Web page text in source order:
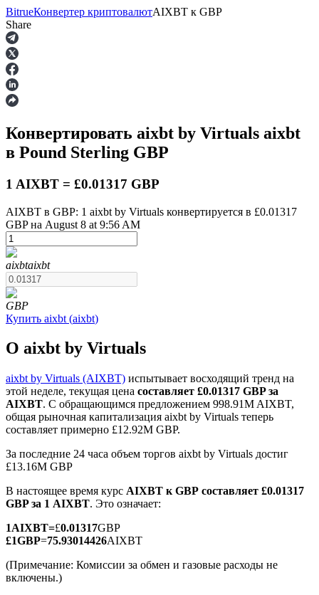
Фьючерсы
USDT-фьючерсы
обеспечения
Фьючерсы на COIN-M
Криптовалютные фьючерсы
Деривативы на акции, форекс, драгоценные металлы и
сырьевые товары
BitrueКонвертер криптовалютAIXBT к GBP
Share
Конвертировать aixbt by Virtuals aixbt
в Pound Sterling GBP
1 AIXBT = £0.01317 GBP
AIXBT в GBP: 1 aixbt by Virtuals конвертируется в £0.01317
GBP на August 8 at 9:56 AM
aixbtaixbt
GBP
Купить aixbt (aixbt)
О aixbt by Virtuals
aixbt by Virtuals (AIXBT) испытывает восходящий тренд на
этой неделе, текущая цена составляет £0.01317 GBP за
AIXBT. С обращающимся предложением 998.91M AIXBT,
общая рыночная капитализация aixbt by Virtuals теперь
составляет примерно £12.92M GBP.
За последние 24 часа объем торгов aixbt by Virtuals достиг
£13.16M GBP
В настоящее время курс AIXBT к GBP составляет £0.01317
GBP за 1 AIXBT. Это означает:
1AIXBT=£0.01317GBP
£1GBP=75.93014426AIXBT
(Примечание: Комиссии за обмен и газовые расходы не
включены.)